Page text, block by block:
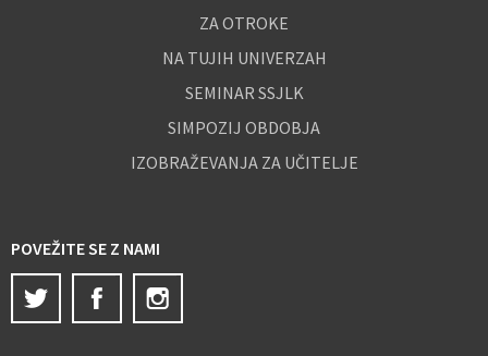
ZA OTROKE
NA TUJIH UNIVERZAH
SEMINAR SSJLK
SIMPOZIJ OBDOBJA
IZOBRAŽEVANJA ZA UČITELJE
POVEŽITE SE Z NAMI
Twitter
Facebook